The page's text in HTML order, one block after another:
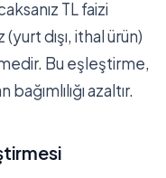
TL faizi
dışı, ithal ürün)
Bu eşleştirme,
azaltır.